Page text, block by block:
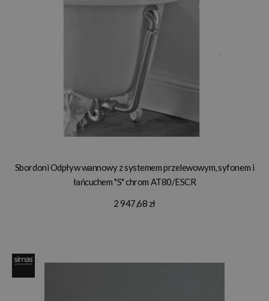
Sbordoni Odpływ wannowy z systemem przelewowym, syfonem i
łańcuchem "S" chrom AT80/ESCR
2 947,68 zł